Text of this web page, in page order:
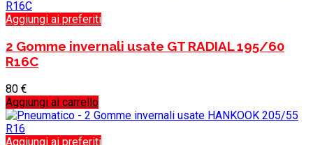
Aggiungi ai preferiti
2 Gomme invernali usate GT RADIAL 195/60
R16C
80 €
Aggiungi al carrello
Aggiungi ai preferiti